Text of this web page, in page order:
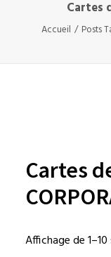
Cartes
Accueil Posts
Cartes
Affichage de